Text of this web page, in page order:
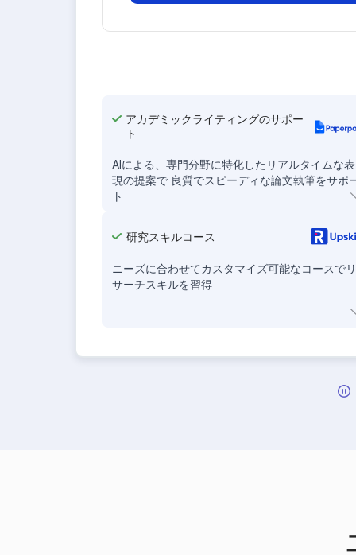
アカデミックライティングのサポー
ト
AIによる、専門分野に特化したリアルタイムな表
現の提案で 良質でスピーディな論文執筆をサポ
ト
研究スキルコース
ニーズに合わせてカスタマイズ可能なコースでリ
サーチスキルを習得